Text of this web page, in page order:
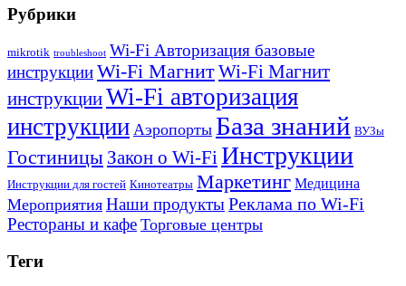
Рубрики
mikrotik troubleshoot Wi-Fi Авторизация базовые
инструкцииWi-Fi МагнитWi-Fi Магнит
инструкцииWi-Fi авторизация
инструкции Аэропорты База знаний ВУЗы
Гостиницы Закон о Wi-FiИнструкции
Инструкции для гостей Кинотеатры Маркетинг Медицина
Мероприятия Наши продуктыРеклама по Wi-Fi
Рестораны и кафе Торговые центры
Теги